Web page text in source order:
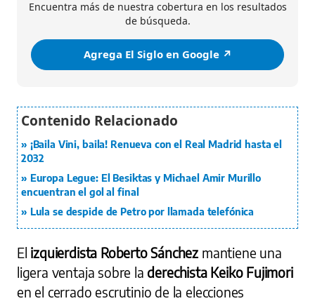
Encuentra más de nuestra cobertura en los resultados
de búsqueda.
Agrega El Siglo en Google ↗️
¡Baila Vini, baila! Renueva con el Real Madrid hasta el
2032
Europa Legue: El Besiktas y Michael Amir Murillo
encuentran el gol al final
Lula se despide de Petro por llamada telefónica
El izquierdista Roberto Sánchez mantiene una
ligera ventaja sobre la derechista Keiko Fujimori
en el cerrado escrutinio de la elecciones